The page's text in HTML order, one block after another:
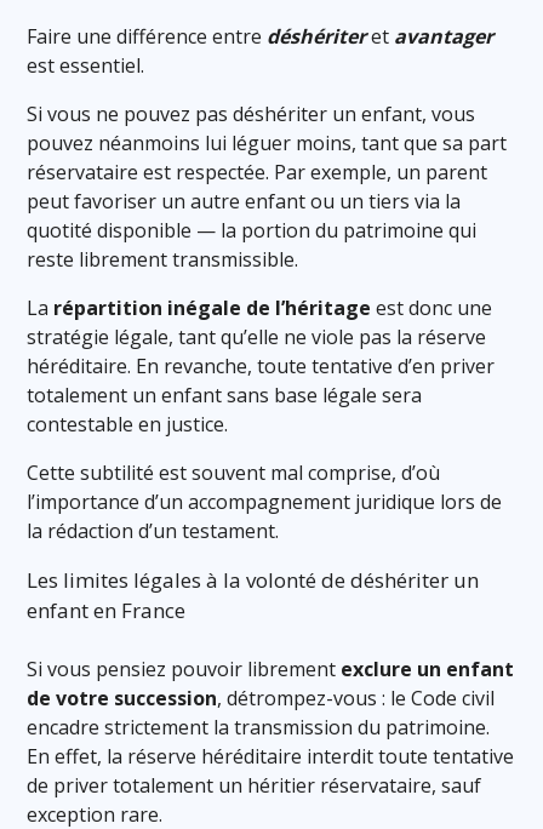
Faire une différence entre déshériteret avantager
est essentiel.
Si vous ne pouvez pas déshériter un enfant, vous
pouvez néanmoins lui léguer moins, tant que sa part
réservataire est respectée. Par exemple, un parent
peut favoriser un autre enfant ou un tiers via la
quotité disponible — la portion du patrimoine qui
reste librement transmissible.
La répartition inégale de l’héritage est donc une
stratégie légale, tant qu’elle ne viole pas la réserve
héréditaire. En revanche, toute tentative d’en priver
totalement un enfant sans base légale sera
contestable en justice.
Cette subtilité est souvent mal comprise, d’où
l’importance d’un accompagnement juridique lors de
la rédaction d’un testament.
Les limites légales à la volonté de déshériter un
enfant en France
Si vous pensiez pouvoir librement exclure un enfant
de votre succession, détrompez-vous : le Code civil
encadre strictement la transmission du patrimoine.
En effet, la réserve héréditaire interdit toute tentative
de priver totalement un héritier réservataire, sauf
exception rare.